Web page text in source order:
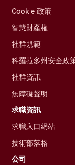
Cookie 政策
智慧財產權
社群規範
科羅拉多州安全政
社群資訊
無障礙聲明
求職資訊
求職入口網站
技術部落格
公司